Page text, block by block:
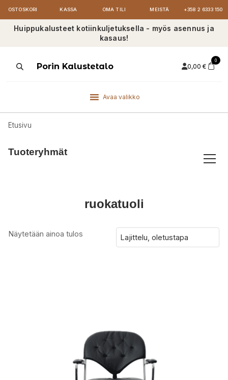
OSTOSKORI KASSA OMA TILI MEISTÄ +358 2 6333 150
Huippukalusteet kotiinkuljetuksella - myös asennus ja
kasaus!
ProductsPorin Kalustetalo 0,00 €
0
Avaa valikko
Etusivu
Tuoteryhmät
ruokatuoli
Näytetään ainoa tulos